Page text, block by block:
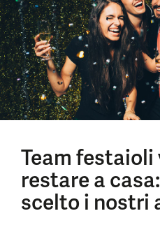
Team festaioli
restare a
scelto i nostri